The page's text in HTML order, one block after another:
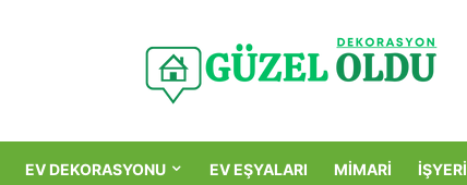
EV DEKORASYONU EV EŞYALARI MIMARI İŞYERI